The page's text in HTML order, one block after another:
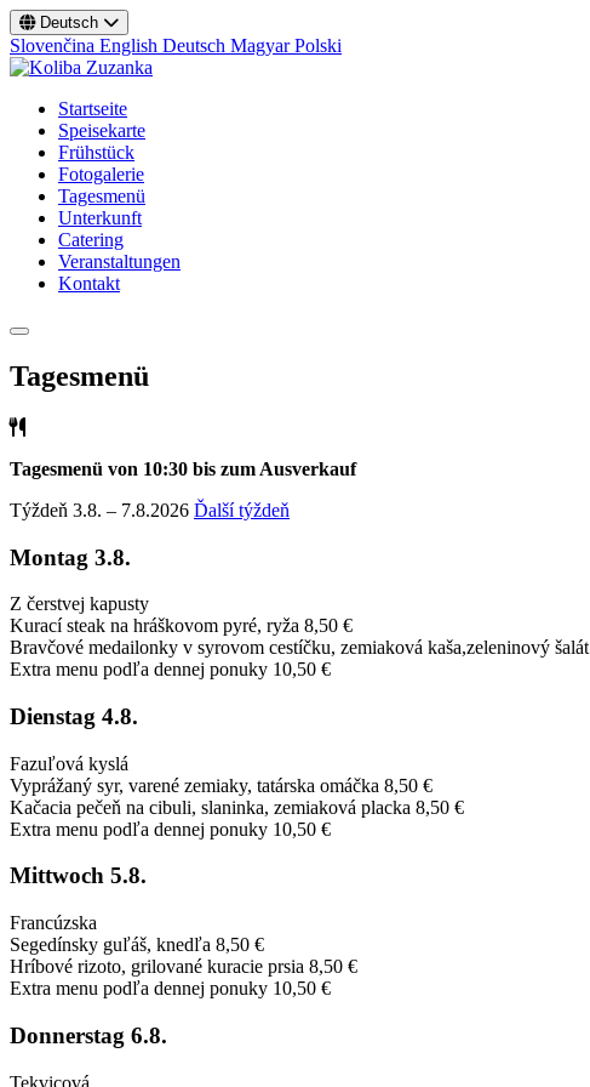
Deutsch
Slovenčina English Deutsch MagyarPolski
Startseite
Speisekarte
Frühstück
Fotogalerie
Tagesmenü
Unterkunft
Catering
Veranstaltungen
Kontakt
Tagesmenü
Tagesmenü von 10:30 bis zum Ausverkauf
Týždeň 3.8. – 7.8.2026 Ďalší týždeň
Montag 3.8.
Z čerstvej kapusty
Kurací steak na hráškovom pyré, ryža 8,50 €
Bravčové medailonky v syrovom cestíčku, zemiaková kaša,zeleninový šalát
Extra menu podľa dennej ponuky 10,50 €
Dienstag 4.8.
Fazuľová kyslá
Vyprážaný syr, varené zemiaky, tatárska omáčka 8,50 €
Kačacia pečeň na cibuli, slaninka, zemiaková placka 8,50 €
Extra menu podľa dennej ponuky 10,50 €
Mittwoch 5.8.
Francúzska
Segedínsky guľáš, knedľa 8,50 €
Hríbové rizoto, grilované kuracie prsia 8,50 €
Extra menu podľa dennej ponuky 10,50 €
Donnerstag 6.8.
Tekvicová